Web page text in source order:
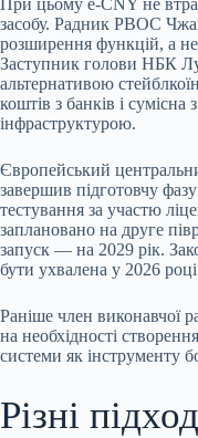
При цьому e-CNY не
засобу. Радник PBOC
розширення функцій, а не
Заступник голови НБК
альтернативою
коштів з банків і
інфраструктурою.
Європейський
завершив підготовчу
тестування за участю
заплановано на друге
запуск — на 2029 рік.
бути ухвалена у 2026
Раніше член виконавчої
на необхідності
системи як інструменту
Різні